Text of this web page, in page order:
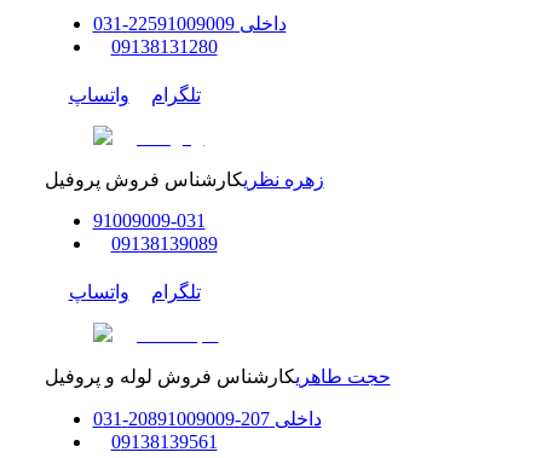
داخلی 22591009009
-
031
09138131280
تلگرام واتساپ
زهره نظریکارشناس فروش پروفیل
91009009-031
09138139089
تلگرام واتساپ
حجت طاهریکارشناس فروش لوله و پروفیل
داخلی207-208
91009009
-
031
09138139561